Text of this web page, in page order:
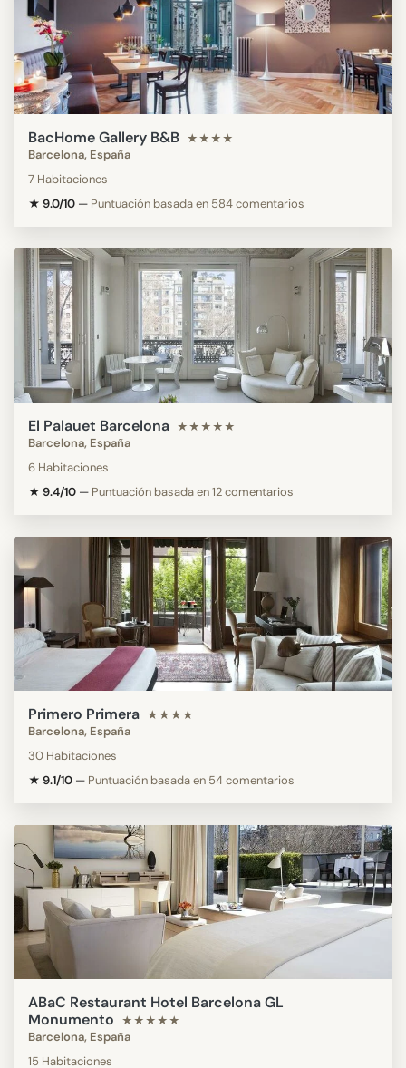
BacHome Gallery B&B ★★★★
Barcelona, España
7 Habitaciones
★ 9.0/10 — Puntuación basada en 584 comentarios
El Palauet Barcelona ★★★★★
Barcelona, España
6 Habitaciones
★ 9.4/10 — Puntuación basada en 12 comentarios
Primero Primera ★★★★
Barcelona, España
30 Habitaciones
★ 9.1/10 — Puntuación basada en 54 comentarios
ABaC Restaurant Hotel Barcelona GL
Monumento
★★★★★
Barcelona, España
15 Habitaciones